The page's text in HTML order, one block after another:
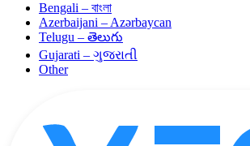
Bengali – বাংলা
Azerbaijani – Azərbaycan
Telugu – తెలుగు
Gujarati – ગુજરાતી
Other